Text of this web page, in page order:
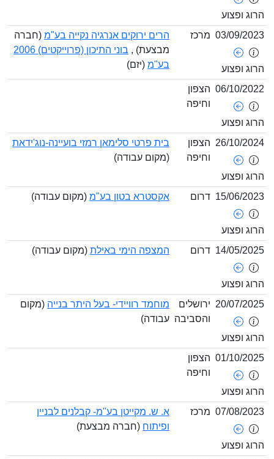
ופצוע
03/09/
ופצוע
מרכז הרים ירוקים אנרגיה נקייה בע"מ(חברה
מבצעת) ,
בוני התיכון (פרוייקטים) 2006
(יזם)
06/10/
ופצוע
הצפון
וחיפה
26/10/
ופצוע
הצפון
וחיפה
בית פרטי סלימאן רמזי בועיינה-נוג'ידאת
(מקום עבודה)
15/06/
ופצוע
דרום אקסטרא בטון בע"מ(מקום עבודה)
14/05/
ופצוע
דרום המצפה הימי באילת (מקום עבודה)
20/07/
ופצוע
ירושלים
והסביבה
מוחמד רוויידי- בעל היתר בנייה(מקום
עבודה)
01/10/
ופצוע
הצפון
וחיפה
07/08/
ופצוע
מרכז
א. ש. מקייטן בע"מ- קבלנים לבניין
(חברה מבצעת)